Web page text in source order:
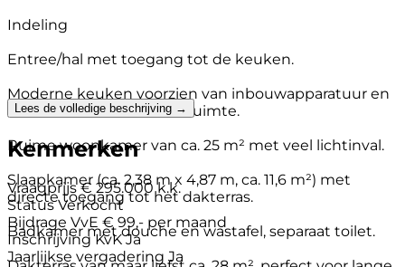
Indeling
Entree/hal met toegang tot de keuken.
Moderne keuken voorzien van inbouwapparatuur en
voldoende werk- en kastruimte.
Ruime woonkamer van ca. 25 m² met veel lichtinval.
Slaapkamer (ca. 2,38 m x 4,87 m, ca. 11,6 m²) met
directe toegang tot het dakterras.
Badkamer met douche en wastafel, separaat toilet.
Lees de volledige beschrijving →
Kenmerken
Vraagprijs € 295.000 k.k.
Status Verkocht
Bijdrage VvE € 99,- per maand
Inschrijving KvK Ja
Jaarlijkse vergadering Ja